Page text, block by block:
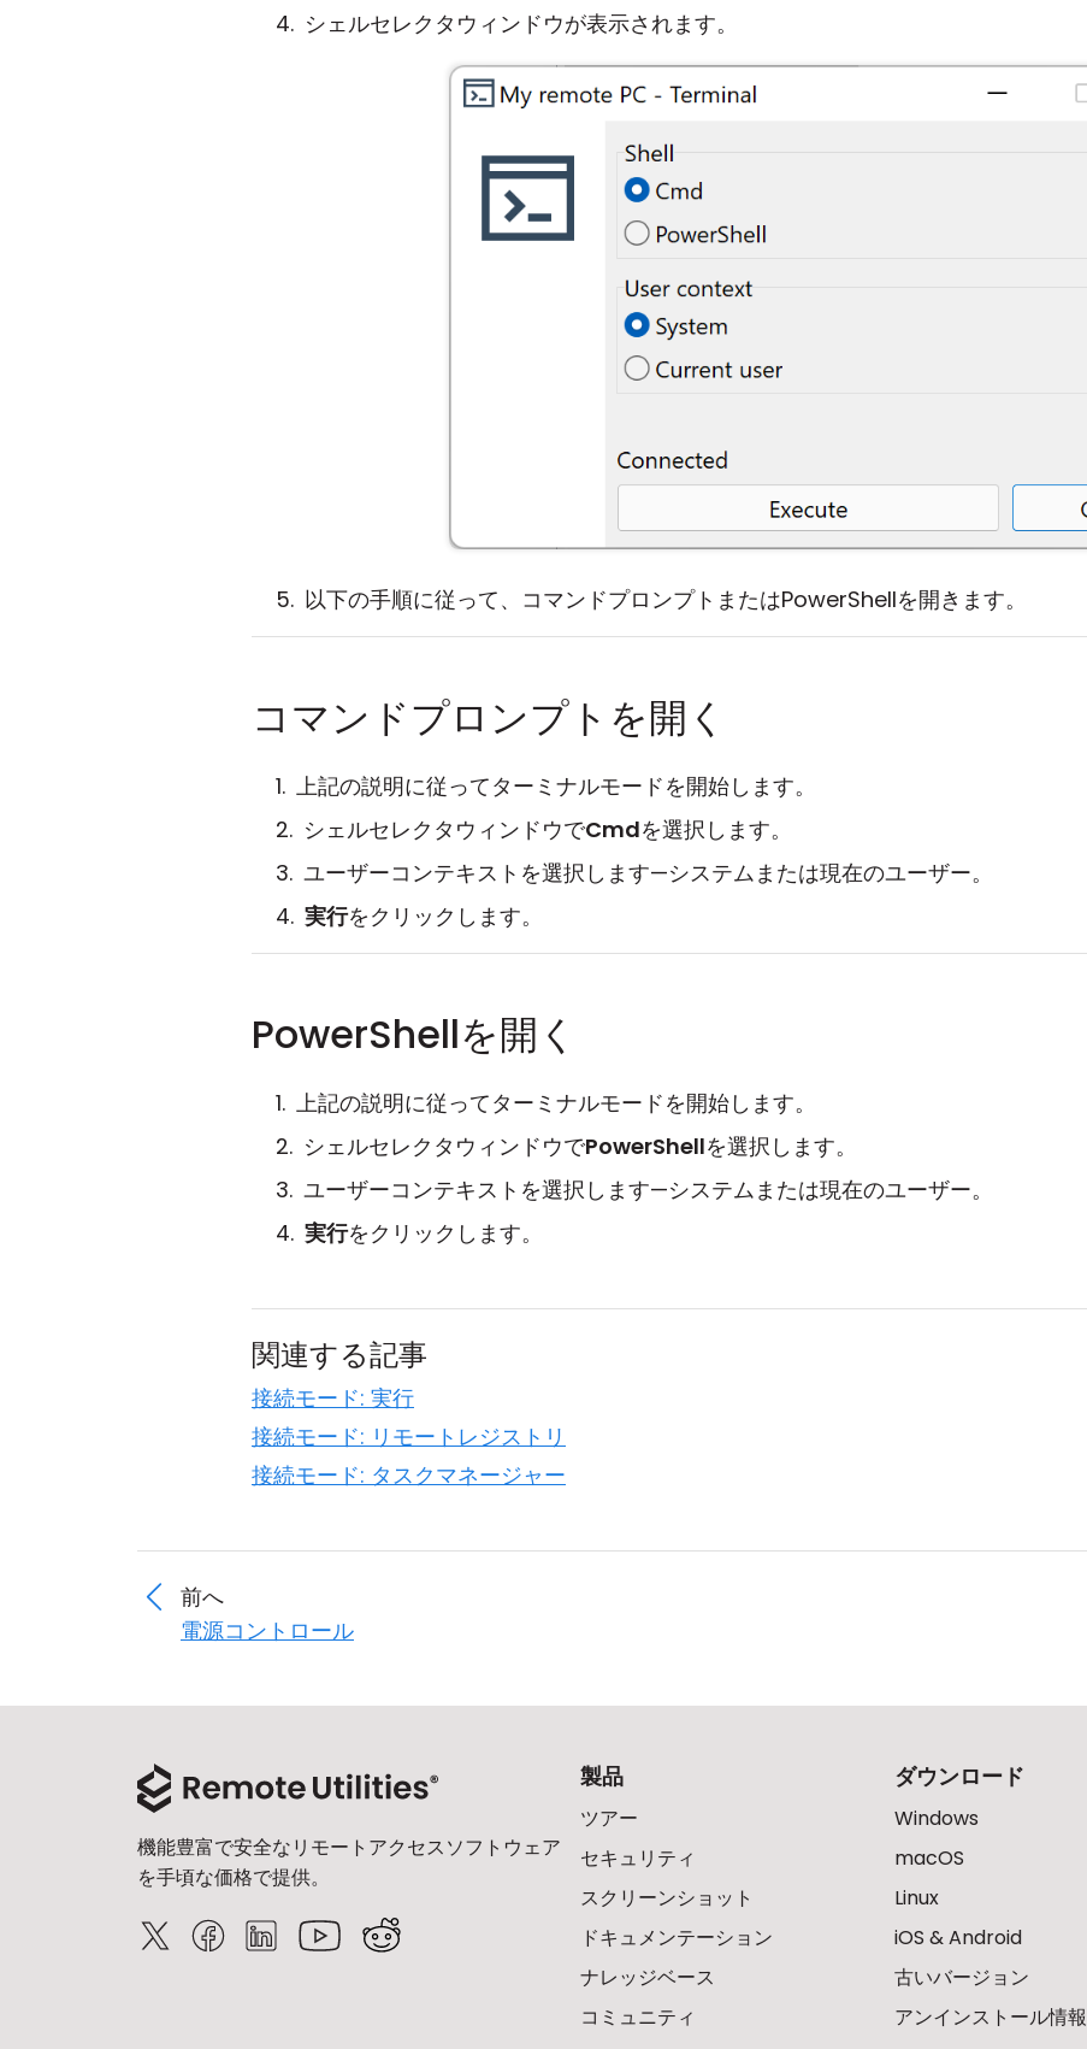
シェルセレクタウィンドウが表示されます。
以下の手順に従って、コマンドプロンプトまたはPowerShellを開きます。
コマンドプロンプトを開く
上記の説明に従ってターミナルモードを開始します。
シェルセレクタウィンドウでCmdを選択します。
ユーザーコンテキストを選択します—システムまたは現在のユーザー。
実行をクリックします。
PowerShellを開く
上記の説明に従ってターミナルモードを開始します。
シェルセレクタウィンドウでPowerShellを選択します。
ユーザーコンテキストを選択します—システムまたは現在のユーザー。
実行をクリックします。
関連する記事
接続モード: 実行
接続モード: リモートレジストリ
接続モード: タスクマネージャー
前へ
電源コントロール
機能豊富で安全なリモートアクセスソフトウェア
を手頃な価格で提供。
製品
ツアー
セキュリティ
スクリーンショット
ドキュメンテーション
ナレッジベース
コミュニティ
ダウンロード
Windows
macOS
Linux
iOS & Android
古いバージョン
アンインストール情報